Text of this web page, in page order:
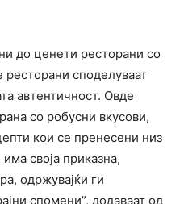
до ценети ресторани со
споделуваат
автентичност. Овде
со робусни вкусови,
кои се пренесени низ
своја приказна,
одржувајќи ги
спомени”, додаваат од